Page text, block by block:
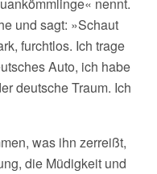
nennt.
und sagt: »Schaut
furchtlos. Ich trage
Auto, ich habe
deutsche Traum. Ich
was ihn zerreißt,
die Müdigkeit und